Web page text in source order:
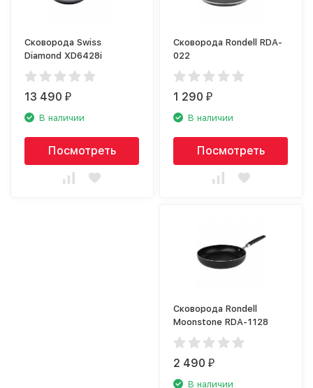
Сковорода Swiss
Diamond XD6428i
13 490₽
В наличии
Посмотреть
Сковорода Rondell RDA-
022
1 290₽
В наличии
Посмотреть
Сковорода Rondell
Moonstone RDA-1128
2 490₽
В наличии